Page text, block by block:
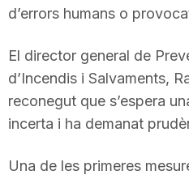
r
a
d’errors humans o
El director general de
d’Incendis i Salvaments,
reconegut que s’espera
incerta i ha demanat
Una de les primeres